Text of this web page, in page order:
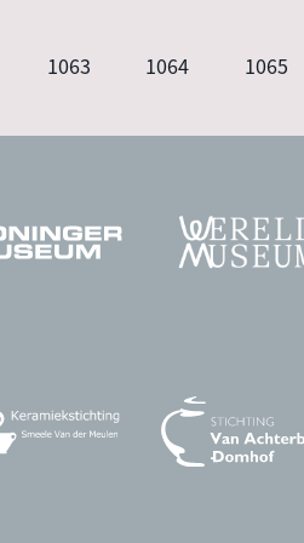
Pagina
1063 Pagina
1064 Pagina
1065